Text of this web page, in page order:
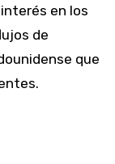
en los
de
que